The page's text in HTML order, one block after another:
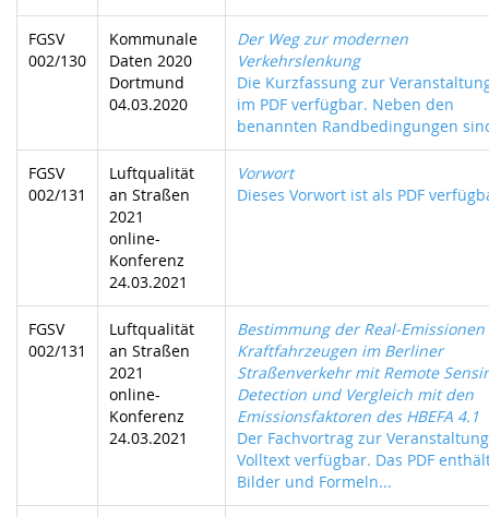
FGSV
002/130
Kommunale
Daten 2020
Dortmund
04.03.2020
Der Weg zur modernen
Verkehrslenkung
Die Kurzfassung zur
im PDF verfügbar. Neben den
benannten Randbedingungen
FGSV
002/131
Luftqualität
an Straßen
2021
online-
Konferenz
24.03.2021
Vorwort
Dieses Vorwort ist als PDF
FGSV
002/131
Luftqualität
an Straßen
2021
online-
Konferenz
24.03.2021
Bestimmung der Real-Emissionen
Kraftfahrzeugen im Berliner
Straßenverkehr mit Remote
Detection und Vergleich mit den
Emissionsfaktoren des HBEFA 4.1
Der Fachvortrag zur
Volltext verfügbar. Das PDF
Bilder und Formeln...